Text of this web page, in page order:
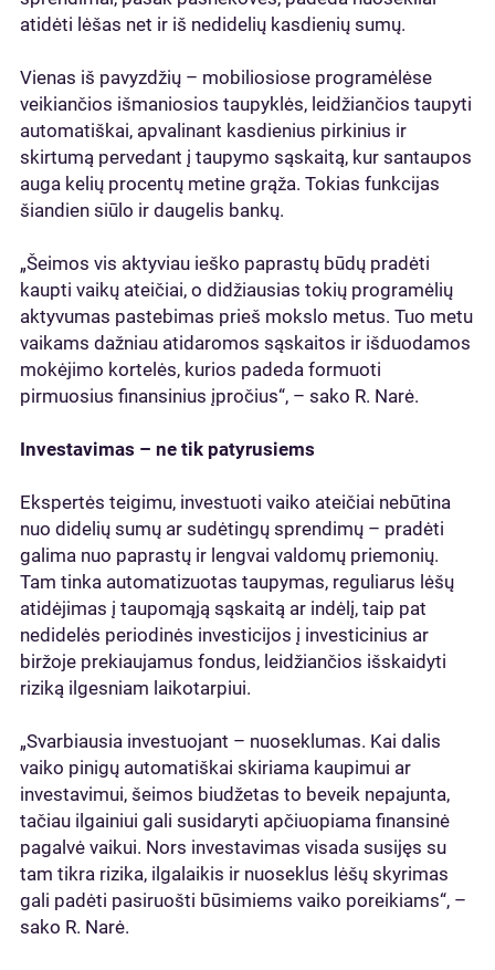
atidėti lėšas net ir iš nedidelių kasdienių sumų.
Vienas iš pavyzdžių – mobiliosiose programėlėse
veikiančios išmaniosios taupyklės, leidžiančios taupyti
automatiškai, apvalinant kasdienius pirkinius ir
skirtumą pervedant į taupymo sąskaitą, kur santaupos
auga kelių procentų metine grąža. Tokias funkcijas
šiandien siūlo ir daugelis bankų.
„Šeimos vis aktyviau ieško paprastų būdų pradėti
kaupti vaikų ateičiai, o didžiausias tokių programėlių
aktyvumas pastebimas prieš mokslo metus. Tuo metu
vaikams dažniau atidaromos sąskaitos ir išduodamos
mokėjimo kortelės, kurios padeda formuoti
pirmuosius finansinius įpročius“, – sako R. Narė.
Investavimas – ne tik patyrusiems
Ekspertės teigimu, investuoti vaiko ateičiai nebūtina
nuo didelių sumų ar sudėtingų sprendimų – pradėti
galima nuo paprastų ir lengvai valdomų priemonių.
Tam tinka automatizuotas taupymas, reguliarus lėšų
atidėjimas į taupomąją sąskaitą ar indėlį, taip pat
nedidelės periodinės investicijos į investicinius ar
biržoje prekiaujamus fondus, leidžiančios išskaidyti
riziką ilgesniam laikotarpiui.
„Svarbiausia investuojant – nuoseklumas. Kai dalis
vaiko pinigų automatiškai skiriama kaupimui ar
investavimui, šeimos biudžetas to beveik nepajunta,
tačiau ilgainiui gali susidaryti apčiuopiama finansinė
pagalvė vaikui. Nors investavimas visada susijęs su
tam tikra rizika, ilgalaikis ir nuoseklus lėšų skyrimas
gali padėti pasiruošti būsimiems vaiko poreikiams“, –
sako R. Narė.